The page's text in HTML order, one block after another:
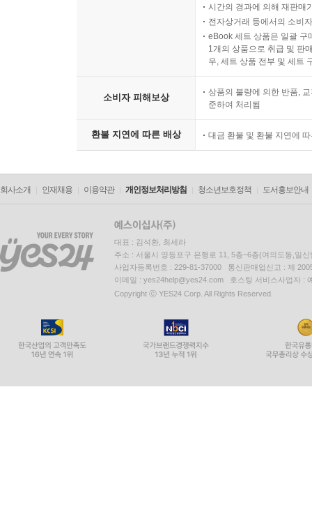
시간의 경과에 의해 재판매
전자상거래 등에서의 소비
eBook 세트 상품은 일괄 구
1개의 상품으로 취급 및 판
우, 세트 상품 전부 및 세트
소비자 피해보상
상품의 불량에 의한 반품,
준하여 처리됨
환불 지연에 따른 배상 대금 환불 및 환불 지연에
회사소개 인재채용 이용약관 개인정보처리방침 청소년보호정책 도서홍보안내
대표 : 김석환, 최세라
주소 : 서울시 영등포구 은행로 11, 5층~6층(여의도동,일신
사업자등록번호 : 229-81-37000 통신판매업신고 : 제
이메일 : yes24help@yes24.com 호스팅 서비스사업자 :
Copyright ⓒ YES24 Corp. All Rights Reserved.